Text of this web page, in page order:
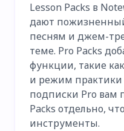
Lesson Packs в
дают
песням и джем-
теме. Pro Packs
функции, такие
и режим практики
подписки Pro вам
Packs отдельно,
инструменты.